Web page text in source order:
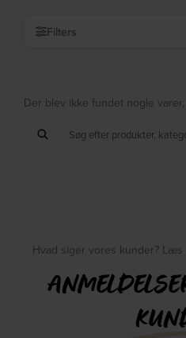
Filters
Der blev ikke fundet nogle
Hvad siger vores kunder?